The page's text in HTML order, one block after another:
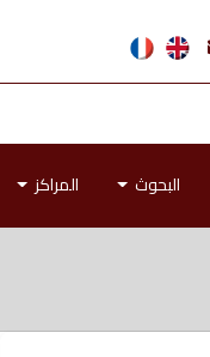
البحوث المراكز